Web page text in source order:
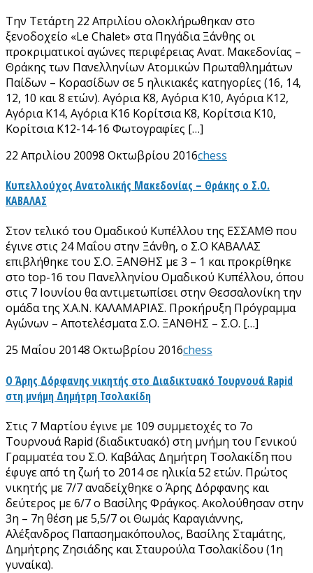
Την Τετάρτη 22 Απριλίου ολοκλήρωθηκαν στο
ξενοδοχείο «Le Chalet» στα Πηγάδια Ξάνθης οι
προκριματικοί αγώνες περιφέρειας Ανατ. Μακεδονίας –
Θράκης των Πανελληνίων Ατομικών Πρωταθλημάτων
Παίδων – Κορασίδων σε 5 ηλικιακές κατηγορίες (16, 14,
12, 10 και 8 ετών). Αγόρια Κ8, Αγόρια Κ10, Αγόρια Κ12,
Αγόρια Κ14, Αγόρια Κ16 Κορίτσια Κ8, Κορίτσια Κ10,
Κορίτσια Κ12-14-16 Φωτογραφίες […]
22 Απριλίου 20098 Οκτωβρίου 2016chess
Κυπελλούχος Ανατολικής Μακεδονίας – Θράκης ο Σ.Ο.
ΚΑΒΑΛΑΣ
Στον τελικό του Ομαδικού Κυπέλλου της ΕΣΣΑΜΘ που
έγινε στις 24 Μαΐου στην Ξάνθη, ο Σ.Ο ΚΑΒΑΛΑΣ
επιβλήθηκε του Σ.Ο. ΞΑΝΘΗΣ με 3 – 1 και προκρίθηκε
στο top-16 του Πανελληνίου Ομαδικού Κυπέλλου, όπου
στις 7 Ιουνίου θα αντιμετωπίσει στην Θεσσαλονίκη την
ομάδα της Χ.Α.Ν. ΚΑΛΑΜΑΡΙΑΣ. Προκήρυξη Πρόγραμμα
Αγώνων – Αποτελέσματα Σ.Ο. ΞΑΝΘΗΣ – Σ.Ο. […]
25 Μαΐου 20148 Οκτωβρίου 2016chess
Ο Άρης Δόρφανης νικητής στο Διαδικτυακό Τουρνουά Rapid
στη μνήμη Δημήτρη Τσολακίδη
Στις 7 Μαρτίου έγινε με 109 συμμετοχές το 7ο
Tουρνουά Rapid (διαδικτυακό) στη μνήμη του Γενικού
Γραμματέα του Σ.Ο. Καβάλας Δημήτρη Τσολακίδη που
έφυγε από τη ζωή το 2014 σε ηλικία 52 ετών. Πρώτος
νικητής με 7/7 αναδείχθηκε ο Άρης Δόρφανης και
δεύτερος με 6/7 ο Βασίλης Φράγκος. Ακολούθησαν στην
3η – 7η θέση με 5,5/7 οι Θωμάς Καραγιάννης,
Αλέξανδρος Παπασημακόπουλος, Βασίλης Σταμάτης,
Δημήτρης Ζησιάδης και Σταυρούλα Τσολακίδου (1η
γυναίκα).